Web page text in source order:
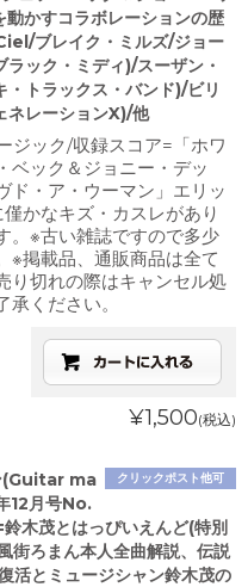
動かすコラボレーションの歴
ブレイク・ミルズ/ジョー
ック・ミディ)/スーザン・
・トラックス・バンド)/ビリ
ネレーションX)/他
ジック/収録スコア=「ホワ
ベック＆ジョニー・デッ
ド・ア・ウーマン」エリッ
かなキズ・カスレがあり
。※古い雑誌ですので多少
※掲載品、通販商品は全て
り切れの際はキャンセル処
ください。
¥1,500(税込)
クリックポスト他可
(Guitar ma
月号No.
木茂とはっぴいえんど(特別
街ろまん本人全曲解説、伝説
活とミュージシャン鈴木茂の